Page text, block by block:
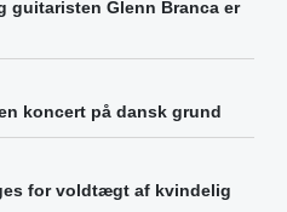
guitaristen Glenn Branca er
koncert på dansk grund
for voldtægt af kvindelig